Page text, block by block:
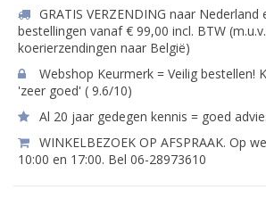
GRATIS VERZENDING naar Nederland
bestellingen vanaf € 99,00 incl. BTW
koerierzendingen naar België)
Webshop Keurmerk = Veilig bestellen!
'zeer goed' ( 9.6/10)
Al 20 jaar gedegen kennis = goed
WINKELBEZOEK OP AFSPRAAK. Op
10:00 en 17:00. Bel 06-28973610